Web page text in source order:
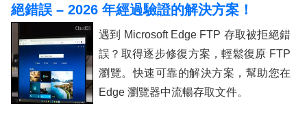
絕錯誤 – 2026 年經過驗證的解決方案！
遇到 Microsoft Edge FTP 存取被拒絕錯
誤？取得逐步修復方案，輕鬆復原 FTP
瀏覽。快速可靠的解決方案，幫助您在
Edge 瀏覽器中流暢存取文件。